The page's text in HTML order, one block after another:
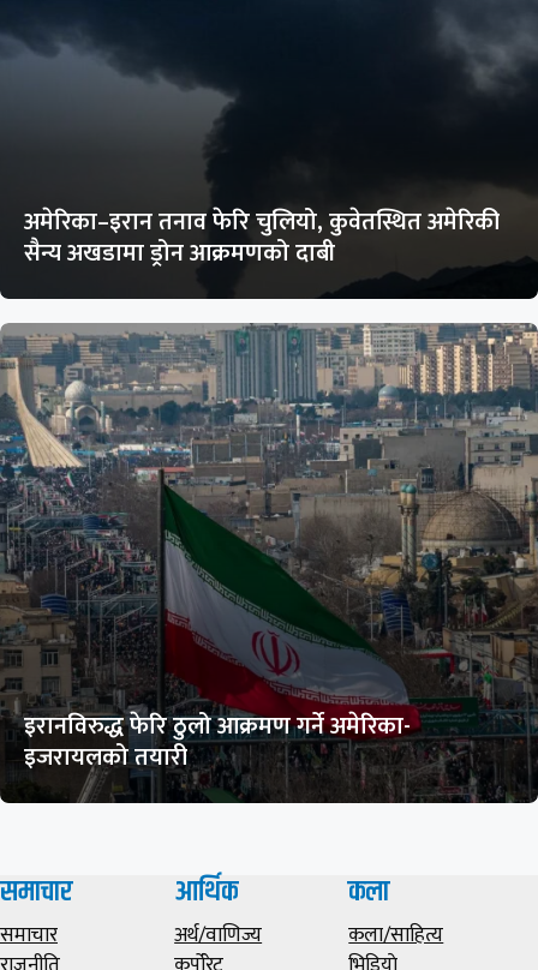
अमेरिका–इरान तनाव फेरि चुलियो, कुवेतस्थित अमेरिकी
सैन्य अखडामा ड्रोन आक्रमणको दाबी
इरानविरुद्ध फेरि ठुलो आक्रमण गर्ने अमेरिका-
इजरायलको तयारी
समाचार
समाचार
आर्थिक
अर्थ/वाणिज्य
कला
कला/साहित्य